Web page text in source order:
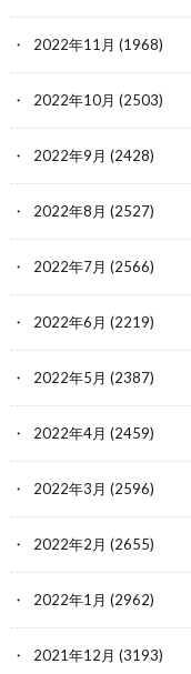
2022年11月 (1968)
2022年10月 (2503)
2022年9月 (2428)
2022年8月 (2527)
2022年7月 (2566)
2022年6月 (2219)
2022年5月 (2387)
2022年4月 (2459)
2022年3月 (2596)
2022年2月 (2655)
2022年1月 (2962)
2021年12月 (3193)